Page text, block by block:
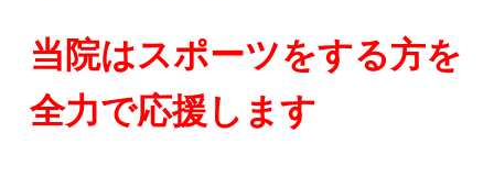
当院はスポーツをする方を
全力で応援します